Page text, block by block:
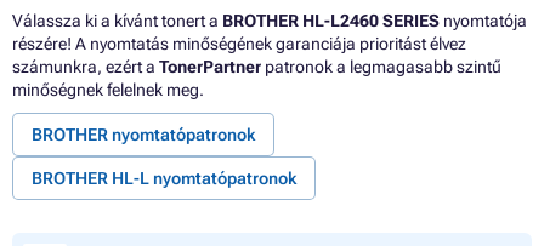
Válassza ki a kívánt tonert a BROTHER HL-L2460 SERIES nyomtatója
részére! A nyomtatás minőségének garanciája prioritást élvez
számunkra, ezért a TonerPartner patronok a legmagasabb szintű
minőségnek felelnek meg.
BROTHER nyomtatópatronok
BROTHER HL-L nyomtatópatronok